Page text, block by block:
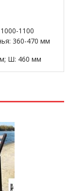
1100
360-470 мм
Ш: 460 мм